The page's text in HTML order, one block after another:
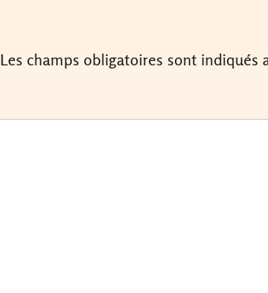
Les champs obligatoires sont indiqués